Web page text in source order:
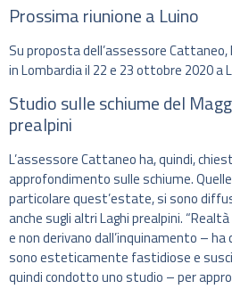
Prossima riunione a Luino
Su proposta dell’assessore
in Lombardia il 22 e 23 ottobre 2020 a
Studio sulle schiume del
prealpini
L’assessore Cattaneo ha, quindi,
approfondimento sulle schiume.
particolare quest’estate, si sono
anche sugli altri Laghi prealpini.
e non derivano dall’inquinamento –
sono esteticamente fastidiose e
quindi condotto uno studio – per